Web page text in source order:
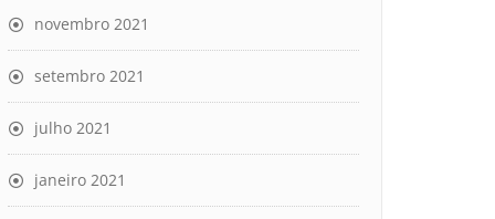
novembro 2021
setembro 2021
julho 2021
janeiro 2021